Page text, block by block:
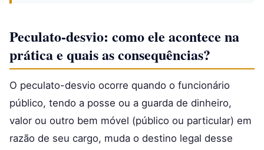
Peculato-desvio: como ele acontece na
prática e quais as consequências?
O peculato-desvio ocorre quando o funcionário
público, tendo a posse ou a guarda de dinheiro,
valor ou outro bem móvel (público ou particular) em
razão de seu cargo, muda o destino legal desse